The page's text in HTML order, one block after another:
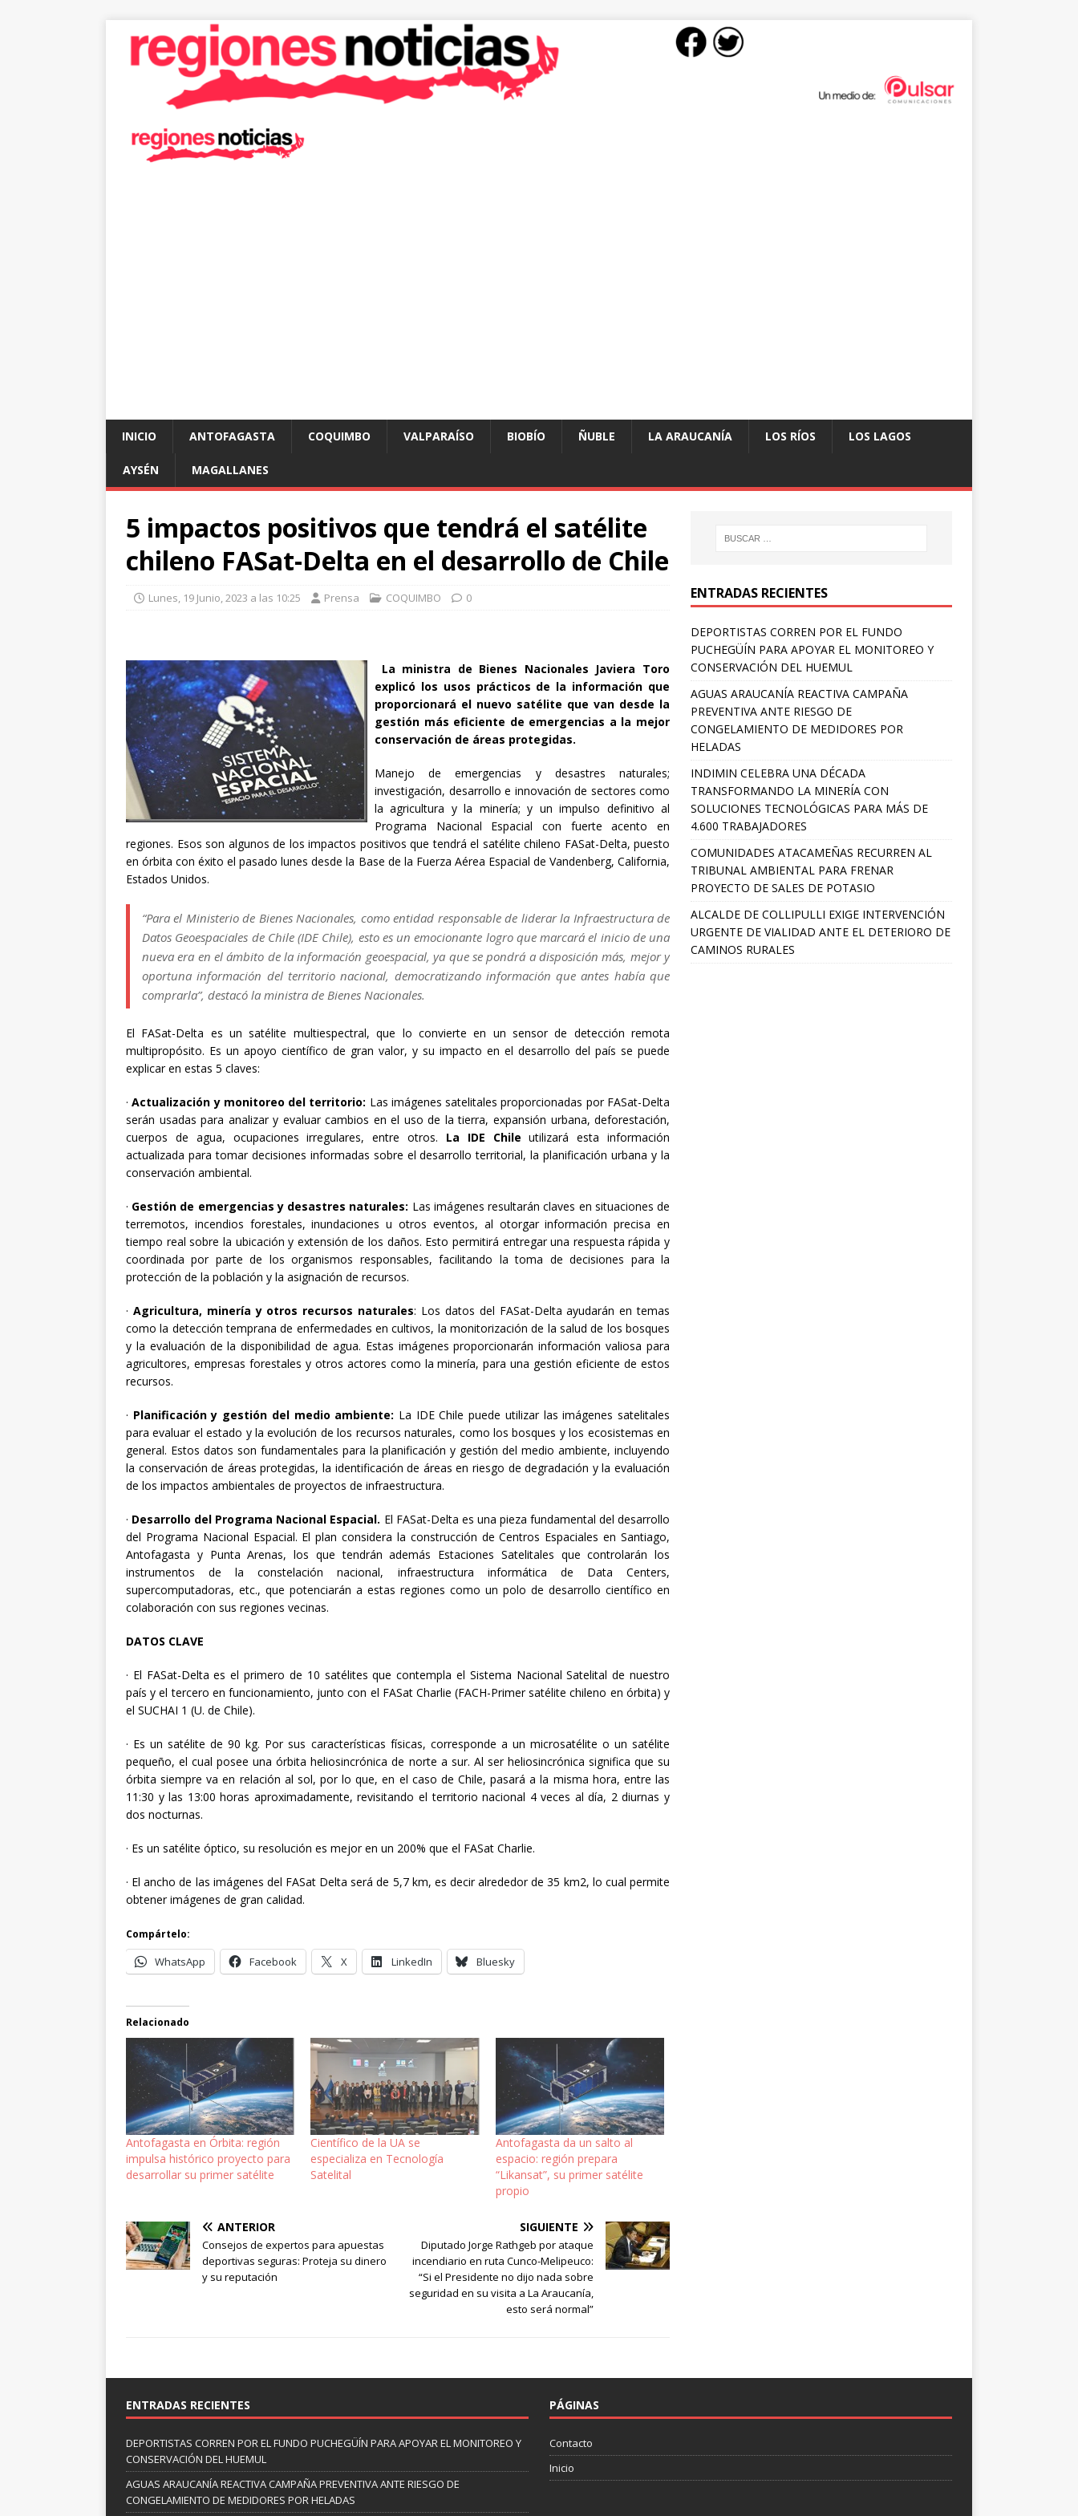
INICIO ANTOFAGASTA COQUIMBO VALPARAÍSO BIOBÍO ÑUBLE LA ARAUCANÍA LOS RÍOS LOS LAGOS
AYSÉN MAGALLANES
5 impactos positivos que tendrá el satélite
chileno FASat-Delta en el desarrollo de Chile
Lunes, 19 Junio, 2023 a las 10:25 Prensa COQUIMBO 0
La ministra de Bienes Nacionales Javiera Toro
explicó los usos prácticos de la información que
proporcionará el nuevo satélite que van desde la
gestión más eficiente de emergencias a la mejor
conservación de áreas protegidas.
Manejo de emergencias y desastres naturales;
investigación, desarrollo e innovación de sectores como
la agricultura y la minería; y un impulso definitivo al
Programa Nacional Espacial con fuerte acento en
regiones. Esos son algunos de los impactos positivos que tendrá el satélite chileno FASat-Delta, puesto
en órbita con éxito el pasado lunes desde la Base de la Fuerza Aérea Espacial de Vandenberg, California,
Estados Unidos.
“Para el Ministerio de Bienes Nacionales, como entidad responsable de liderar la Infraestructura de
Datos Geoespaciales de Chile (IDE Chile), esto es un emocionante logro que marcará el inicio de una
nueva era en el ámbito de la información geoespacial, ya que se pondrá a disposición más, mejor y
oportuna información del territorio nacional, democratizando información que antes había que
comprarla”, destacó la ministra de Bienes Nacionales.
El FASat-Delta es un satélite multiespectral, que lo convierte en un sensor de detección remota
multipropósito. Es un apoyo científico de gran valor, y su impacto en el desarrollo del país se puede
explicar en estas 5 claves:
·Actualización y monitoreo del territorio: Las imágenes satelitales proporcionadas por FASat-Delta
serán usadas para analizar y evaluar cambios en el uso de la tierra, expansión urbana, deforestación,
cuerpos de agua, ocupaciones irregulares, entre otros. La IDE Chileutilizará esta información
actualizada para tomar decisiones informadas sobre el desarrollo territorial, la planificación urbana y la
conservación ambiental.
· Gestión de emergencias y desastres naturales: Las imágenes resultarán claves en situaciones de
terremotos, incendios forestales, inundaciones u otros eventos, al otorgar información precisa en
tiempo real sobre la ubicación y extensión de los daños. Esto permitirá entregar una respuesta rápida y
coordinada por parte de los organismos responsables, facilitando la toma de decisiones para la
protección de la población y la asignación de recursos.
· Agricultura, minería y otros recursos naturales: Los datos del FASat-Delta ayudarán en temas
como la detección temprana de enfermedades en cultivos, la monitorización de la salud de los bosques
y la evaluación de la disponibilidad de agua. Estas imágenes proporcionarán información valiosa para
agricultores, empresas forestales y otros actores como la minería, para una gestión eficiente de estos
recursos.
· Planificación y gestión del medio ambiente: La IDE Chile puede utilizar las imágenes satelitales
para evaluar el estado y la evolución de los recursos naturales, como los bosques y los ecosistemas en
general. Estos datos son fundamentales para la planificación y gestión del medio ambiente, incluyendo
la conservación de áreas protegidas, la identificación de áreas en riesgo de degradación y la evaluación
de los impactos ambientales de proyectos de infraestructura.
· Desarrollo del Programa Nacional Espacial. El FASat-Delta es una pieza fundamental del desarrollo
del Programa Nacional Espacial. El plan considera la construcción de Centros Espaciales en Santiago,
Antofagasta y Punta Arenas, los que tendrán además Estaciones Satelitales que controlarán los
instrumentos de la constelación nacional, infraestructura informática de Data Centers,
supercomputadoras, etc., que potenciarán a estas regiones como un polo de desarrollo científico en
colaboración con sus regiones vecinas.
DATOS CLAVE
· El FASat-Delta es el primero de 10 satélites que contempla el Sistema Nacional Satelital de nuestro
país y el tercero en funcionamiento, junto con el FASat Charlie (FACH-Primer satélite chileno en órbita) y
el SUCHAI 1 (U. de Chile).
· Es un satélite de 90 kg. Por sus características físicas, corresponde a un microsatélite o un satélite
pequeño, el cual posee una órbita heliosincrónica de norte a sur. Al ser heliosincrónica significa que su
órbita siempre va en relación al sol, por lo que, en el caso de Chile, pasará a la misma hora, entre las
11:30 y las 13:00 horas aproximadamente, revisitando el territorio nacional 4 veces al día, 2 diurnas y
dos nocturnas.
· Es un satélite óptico, su resolución es mejor en un 200% que el FASat Charlie.
· El ancho de las imágenes del FASat Delta será de 5,7 km, es decir alrededor de 35 km2, lo cual permite
obtener imágenes de gran calidad.
Compártelo:
WhatsApp Facebook X LinkedIn Bluesky
Relacionado
Antofagasta en Órbita: región
impulsa histórico proyecto para
desarrollar su primer satélite
Científico de la UA se
especializa en Tecnología
Satelital
Antofagasta da un salto al
espacio: región prepara
“Likansat”, su primer satélite
propio
ANTERIOR
Consejos de expertos para apuestas
deportivas seguras: Proteja su dinero
y su reputación
SIGUIENTE
Diputado Jorge Rathgeb por ataque
incendiario en ruta Cunco-Melipeuco:
“Si el Presidente no dijo nada sobre
seguridad en su visita a La Araucanía,
esto será normal”
ENTRADAS RECIENTES
DEPORTISTAS CORREN POR EL FUNDO
PUCHEGÜÍN PARA APOYAR EL MONITOREO Y
CONSERVACIÓN DEL HUEMUL
AGUAS ARAUCANÍA REACTIVA CAMPAÑA
PREVENTIVA ANTE RIESGO DE
CONGELAMIENTO DE MEDIDORES POR
HELADAS
INDIMIN CELEBRA UNA DÉCADA
TRANSFORMANDO LA MINERÍA CON
SOLUCIONES TECNOLÓGICAS PARA MÁS DE
4.600 TRABAJADORES
COMUNIDADES ATACAMEÑAS RECURREN AL
TRIBUNAL AMBIENTAL PARA FRENAR
PROYECTO DE SALES DE POTASIO
ALCALDE DE COLLIPULLI EXIGE INTERVENCIÓN
URGENTE DE VIALIDAD ANTE EL DETERIORO DE
CAMINOS RURALES
ENTRADAS RECIENTES
DEPORTISTAS CORREN POR EL FUNDO PUCHEGÜÍN PARA APOYAR EL MONITOREO Y
CONSERVACIÓN DEL HUEMUL
AGUAS ARAUCANÍA REACTIVA CAMPAÑA PREVENTIVA ANTE RIESGO DE
CONGELAMIENTO DE MEDIDORES POR HELADAS
PÁGINAS
Contacto
Inicio